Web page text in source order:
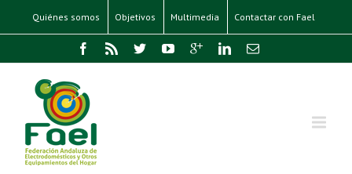
Quiénes somos Objetivos Multimedia Contactar con Fael